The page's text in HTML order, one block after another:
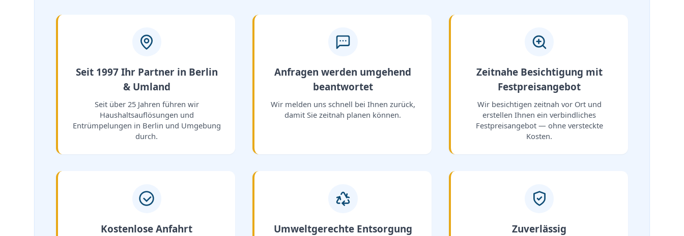
Seit 1997 Ihr Partner in Berlin
& Umland
Seit über 25 Jahren führen wir
Haushaltsauflösungen und
Entrümpelungen in Berlin und Umgebung
durch.
Anfragen werden umgehend
beantwortet
Wir melden uns schnell bei Ihnen zurück,
damit Sie zeitnah planen können.
Zeitnahe Besichtigung mit
Festpreisangebot
Wir besichtigen zeitnah vor Ort und
erstellen Ihnen ein verbindliches
Festpreisangebot — ohne versteckte
Kosten.
Kostenlose Anfahrt Umweltgerechte Entsorgung Zuverlässig